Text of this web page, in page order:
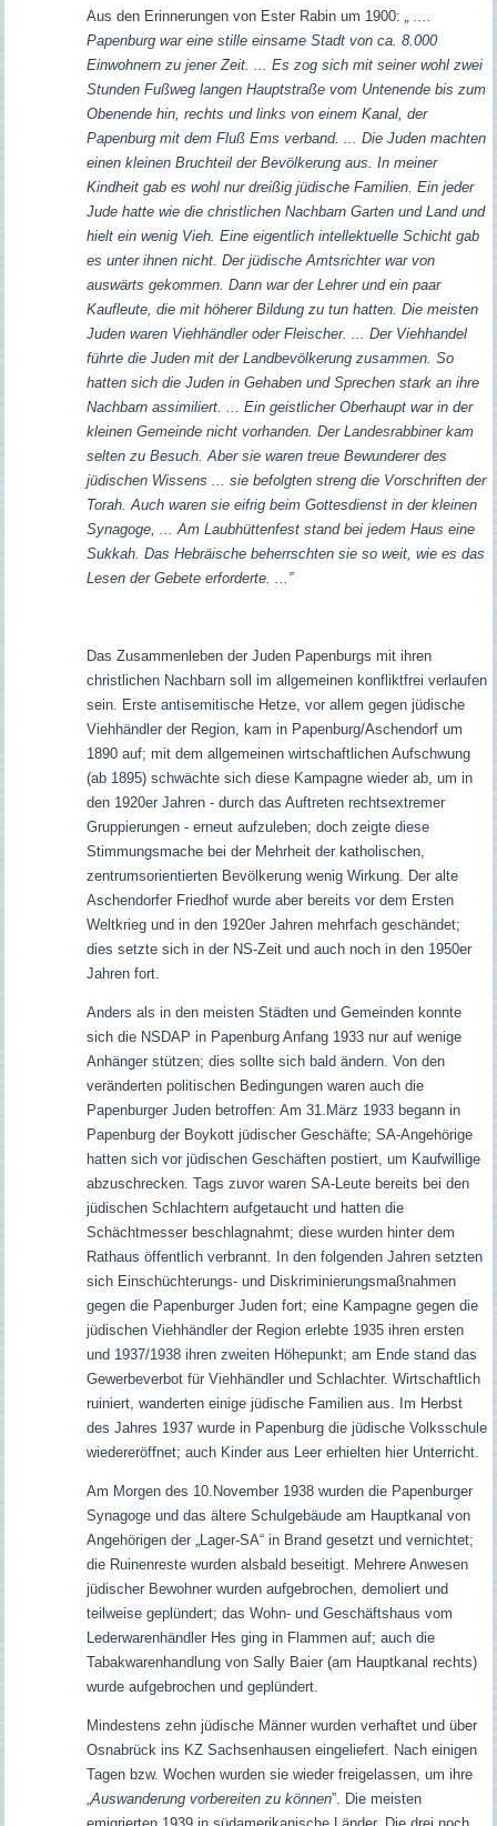
Aus den Erinnerungen von Ester Rabin um 1900: „ ....
Papenburg war eine stille einsame Stadt von ca. 8.000
Einwohnern zu jener Zeit. ... Es zog sich mit seiner wohl zwei
Stunden Fußweg langen Hauptstraße vom Untenende bis zum
Obenende hin, rechts und links von einem Kanal, der
Papenburg mit dem Fluß Ems verband. ... Die Juden machten
einen kleinen Bruchteil der Bevölkerung aus. In meiner
Kindheit gab es wohl nur dreißig jüdische Familien. Ein jeder
Jude hatte wie die christlichen Nachbarn Garten und Land und
hielt ein wenig Vieh. Eine eigentlich intellektuelle Schicht gab
es unter ihnen nicht. Der jüdische Amtsrichter war von
auswärts gekommen. Dann war der Lehrer und ein paar
Kaufleute, die mit höherer Bildung zu tun hatten. Die meisten
Juden waren Viehhändler oder Fleischer. ... Der Viehhandel
führte die Juden mit der Landbevölkerung zusammen. So
hatten sich die Juden in Gehaben und Sprechen stark an ihre
Nachbarn assimiliert. ... Ein geistlicher Oberhaupt war in der
kleinen Gemeinde nicht vorhanden. Der Landesrabbiner kam
selten zu Besuch. Aber sie waren treue Bewunderer des
jüdischen Wissens ... sie befolgten streng die Vorschriften der
Torah. Auch waren sie eifrig beim Gottesdienst in der kleinen
Synagoge, ... Am Laubhüttenfest stand bei jedem Haus eine
Sukkah. Das Hebräische beherrschten sie so weit, wie es das
Lesen der Gebete erforderte. ...”
Das Zusammenleben der Juden Papenburgs mit ihren
christlichen Nachbarn soll im allgemeinen konfliktfrei verlaufen
sein. Erste antisemitische Hetze, vor allem gegen jüdische
Viehhändler der Region, kam in Papenburg/Aschendorf um
1890 auf; mit dem allgemeinen wirtschaftlichen Aufschwung
(ab 1895) schwächte sich diese Kampagne wieder ab, um in
den 1920er Jahren - durch das Auftreten rechtsextremer
Gruppierungen - erneut aufzuleben; doch zeigte diese
Stimmungsmache bei der Mehrheit der katholischen,
zentrumsorientierten Bevölkerung wenig Wirkung. Der alte
Aschendorfer Friedhof wurde aber bereits vor dem Ersten
Weltkrieg und in den 1920er Jahren mehrfach geschändet;
dies setzte sich in der NS-Zeit und auch noch in den 1950er
Jahren fort.
Anders als in den meisten Städten und Gemeinden konnte
sich die NSDAP in Papenburg Anfang 1933 nur auf wenige
Anhänger stützen; dies sollte sich bald ändern. Von den
veränderten politischen Bedingungen waren auch die
Papenburger Juden betroffen: Am 31.März 1933 begann in
Papenburg der Boykott jüdischer Geschäfte; SA-Angehörige
hatten sich vor jüdischen Geschäften postiert, um Kaufwillige
abzuschrecken. Tags zuvor waren SA-Leute bereits bei den
jüdischen Schlachtern aufgetaucht und hatten die
Schächtmesser beschlagnahmt; diese wurden hinter dem
Rathaus öffentlich verbrannt. In den folgenden Jahren setzten
sich Einschüchterungs- und Diskriminierungsmaßnahmen
gegen die Papenburger Juden fort; eine Kampagne gegen die
jüdischen Viehhändler der Region erlebte 1935 ihren ersten
und 1937/1938 ihren zweiten Höhepunkt; am Ende stand das
Gewerbeverbot für Viehhändler und Schlachter. Wirtschaftlich
ruiniert, wanderten einige jüdische Familien aus. Im Herbst
des Jahres 1937 wurde in Papenburg die jüdische Volksschule
wiedereröffnet; auch Kinder aus Leer erhielten hier Unterricht.
Am Morgen des 10.November 1938 wurden die Papenburger
Synagoge und das ältere Schulgebäude am Hauptkanal von
Angehörigen der „Lager-SA“ in Brand gesetzt und vernichtet;
die Ruinenreste wurden alsbald beseitigt. Mehrere Anwesen
jüdischer Bewohner wurden aufgebrochen, demoliert und
teilweise geplündert; das Wohn- und Geschäftshaus vom
Lederwarenhändler Hes ging in Flammen auf; auch die
Tabakwarenhandlung von Sally Baier (am Hauptkanal rechts)
wurde aufgebrochen und geplündert.
Mindestens zehn jüdische Männer wurden verhaftet und über
Osnabrück ins KZ Sachsenhausen eingeliefert. Nach einigen
Tagen bzw. Wochen wurden sie wieder freigelassen, um ihre
„Auswanderung vorbereiten zu können”. Die meisten